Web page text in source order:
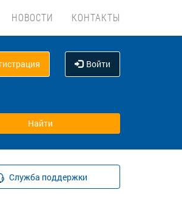
НОВОСТИ КОНТАКТЫ
Войти
Служба поддержки